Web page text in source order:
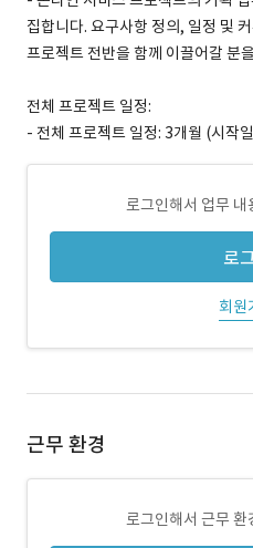
집합니다. 요구사항 정의, 일정 및
프로젝트 전반을 함께 이끌어갈 분
전체 프로젝트 일정:
- 전체 프로젝트 일정: 3개월 (시작
로그인해서 업무 내
로
회원
근무 환경
로그인해서 근무 환